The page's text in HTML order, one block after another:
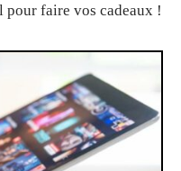
pour faire vos cadeaux !